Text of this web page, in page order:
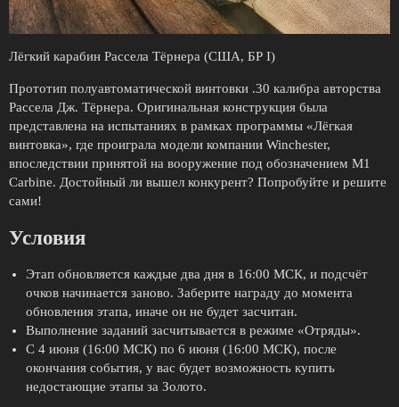
Лёгкий карабин Рассела Тёрнера (США, БР I)
Прототип полуавтоматической винтовки .30 калибра авторства
Рассела Дж. Тёрнера. Оригинальная конструкция была
представлена на испытаниях в рамках программы «Лёгкая
винтовка», где проиграла модели компании Winchester,
впоследствии принятой на вооружение под обозначением M1
Carbine. Достойный ли вышел конкурент? Попробуйте и решите
сами!
Условия
Этап обновляется каждые два дня в 16:00 МСК, и подсчёт
очков начинается заново. Заберите награду до момента
обновления этапа, иначе он не будет засчитан.
Выполнение заданий засчитывается в режиме «Отряды».
С 4 июня (16:00 МСК) по 6 июня (16:00 МСК), после
окончания события, у вас будет возможность купить
недостающие этапы за Золото.